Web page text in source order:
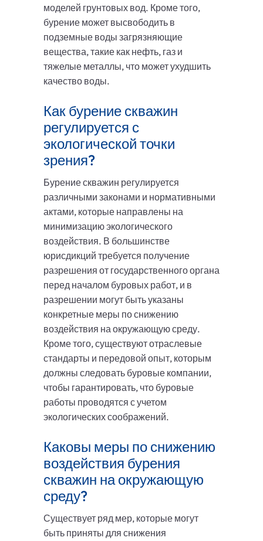
моделей грунтовых вод. Кроме того,
бурение может высвободить в
подземные воды загрязняющие
вещества, такие как нефть, газ и
тяжелые металлы, что может ухудшить
качество воды.
Как бурение скважин
регулируется с
экологической точки
зрения?
Бурение скважин регулируется
различными законами и нормативными
актами, которые направлены на
минимизацию экологического
воздействия. В большинстве
юрисдикций требуется получение
разрешения от государственного органа
перед началом буровых работ, и в
разрешении могут быть указаны
конкретные меры по снижению
воздействия на окружающую среду.
Кроме того, существуют отраслевые
стандарты и передовой опыт, которым
должны следовать буровые компании,
чтобы гарантировать, что буровые
работы проводятся с учетом
экологических соображений.
Каковы меры по снижению
воздействия бурения
скважин на окружающую
среду?
Существует ряд мер, которые могут
быть приняты для снижения